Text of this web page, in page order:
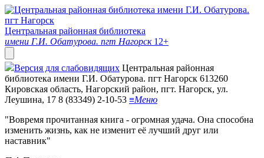
Центральная районная библиотека
имени Г.И. Обатурова. пгт Нагорск 12+
Версия для слабовидящих Центральная районная
библиотека имени Г.И. Обатурова. пгт Нагорск 613260
Кировская область, Нагорский район, пгт. Нагорск, ул.
Леушина, 17 8 (83349) 2-10-53 ≡Меню
"Вовремя прочитанная книга - огромная удача. Она способна
изменить жизнь, как не изменит её лучший друг или
наставник"